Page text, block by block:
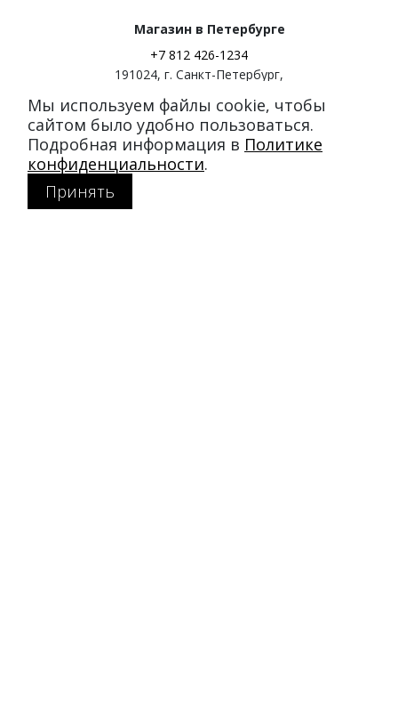
Магазин в Петербурге
+7 812 426-1234
191024, г. Санкт-Петербург,
ул. Миргородская, д. 20
вход с ул. Кременчугская
Режим работы:
пн-пт: 11:00–21:00
Мы используем файлы cookie, чтобы
сайтом было удобно пользоваться.
Подробная информация в Политике
конфиденциальности.
Принять